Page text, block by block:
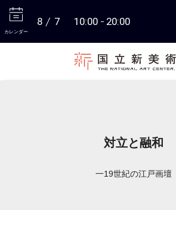
カレンダー
8 7 10:00 20:00
対立と融和
一19世紀の江戸画壇